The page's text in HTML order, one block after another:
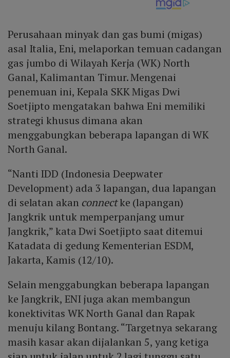
Perusahaan minyak dan gas bumi (migas)
asal Italia, Eni, melaporkan temuan cadangan
gas jumbo di Wilayah Kerja (WK) North
Ganal, Kalimantan Timur. Mengenai
penemuan ini, Kepala SKK Migas Dwi
Soetjipto mengatakan bahwa Eni memiliki
strategi khusus dimana akan
menggabungkan beberapa lapangan di WK
North Ganal.
“Nanti IDD (Indonesia Deepwater
Development) ada 3 lapangan, dua lapangan
di selatan akan connectke (lapangan)
Jangkrik untuk memperpanjang umur
Jangkrik,” kata Dwi Soetjipto saat ditemui
Katadata di gedung Kementerian ESDM,
Jakarta, Kamis (12/10).
Selain menggabungkan beberapa lapangan
ke Jangkrik, ENI juga akan membangun
konektivitas WK North Ganal dan Rapak
menuju kilang Bontang. “Targetnya sekarang
masih kasar akan dijalankan 5, yang ketiga